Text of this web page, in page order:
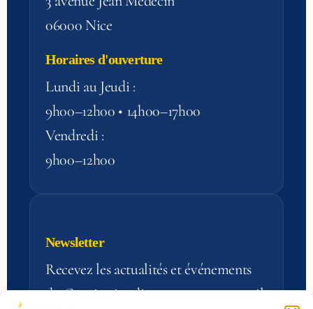
06000 Nice
Horaires d'ouverture
Lundi au Jeudi :
9h00–12h00 • 14h00–17h00
Vendredi :
9h00–12h00
Newsletter
Recevez les actualités et événements
du Consistoire directement par e‑mail.